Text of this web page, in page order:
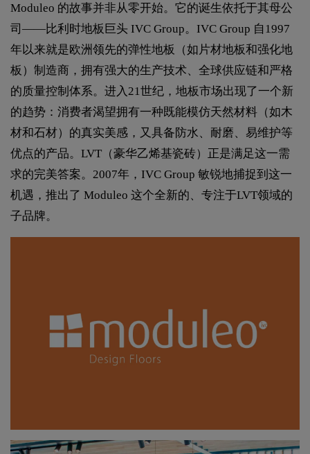
Moduleo 的故事并非从零开始。它的诞生依托于其母公
司——比利时地板巨头 IVC Group。IVC Group 自1997
年以来就是欧洲领先的弹性地板（如片材地板和强化地
板）制造商，拥有强大的生产技术、全球供应链和严格
的质量控制体系。进入21世纪，地板市场出现了一个新
的趋势：消费者渴望拥有一种既能模仿天然材料（如木
材和石材）的真实美感，又具备防水、耐磨、易维护等
优点的产品。LVT（豪华乙烯基瓷砖）正是满足这一需
求的完美答案。2007年，IVC Group 敏锐地捕捉到这一
机遇，推出了 Moduleo 这个全新的、专注于LVT领域的
子品牌。